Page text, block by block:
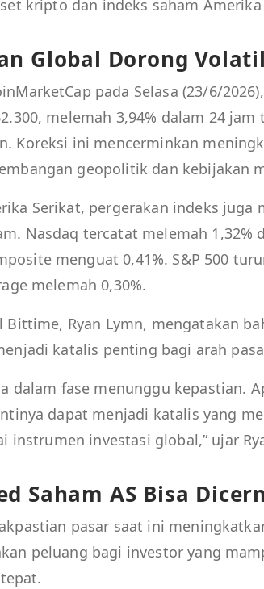
kripto dan indeks saham Amerika
Global Dorong
pada Selasa (23/6/
melemah 3,94% dalam 24
Koreksi ini mencerminkan
geopolitik dan kebijakan
Serikat, pergerakan indeks juga
Nasdaq tercatat melemah 1,32%
menguat 0,41%. S&P 500
melemah 0,30%.
Ryan Lymn, mengatakan
katalis penting bagi arah
dalam fase menunggu kepastian.
dapat menjadi katalis yang
instrumen investasi global,” ujar
Saham AS Bisa
pasar saat ini
peluang bagi investor yang